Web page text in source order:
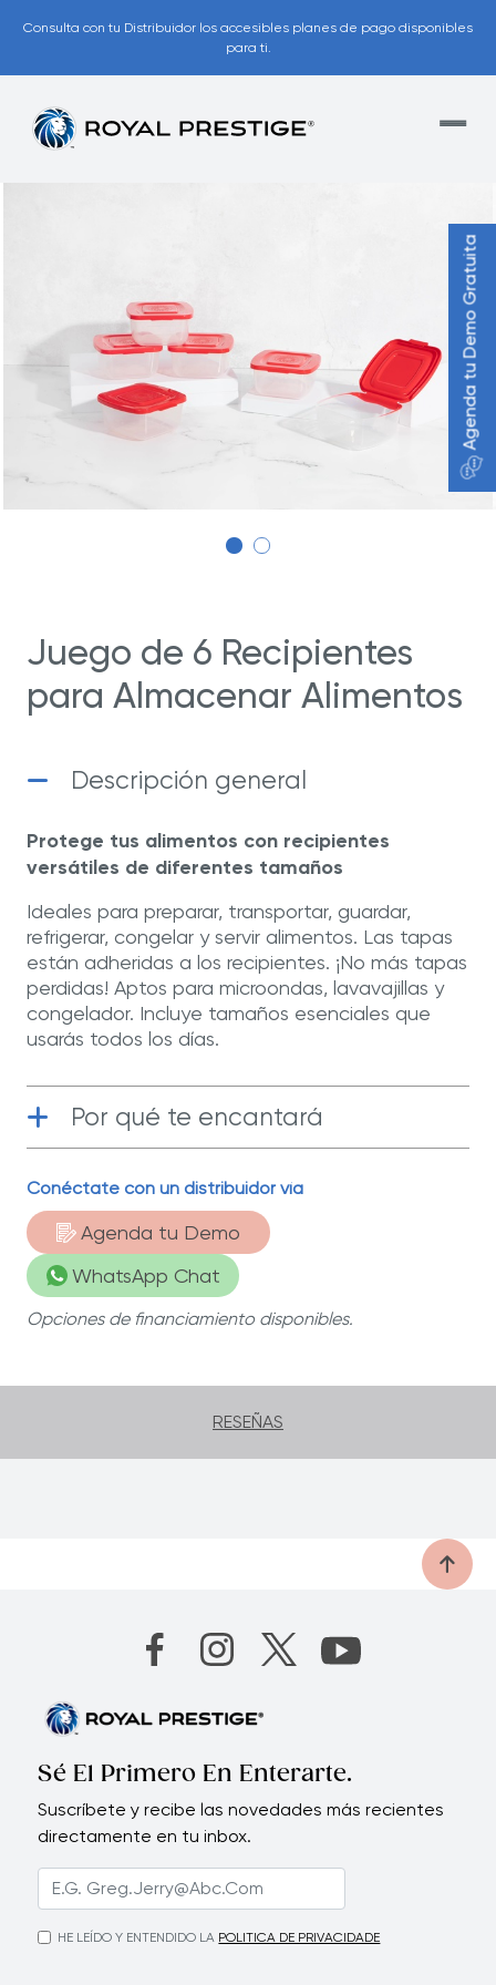
Consulta con tu Distribuidor los accesibles planes de pago disponibles
para ti.
Juego de 6 Recipientes
para Almacenar Alimentos
Descripción general
Protege tus alimentos con recipientes
versátiles de diferentes tamaños
Ideales para preparar, transportar, guardar,
refrigerar, congelar y servir alimentos. Las tapas
están adheridas a los recipientes. ¡No más tapas
perdidas! Aptos para microondas, lavavajillas y
congelador. Incluye tamaños esenciales que
usarás todos los días.
Por qué te encantará
Funcional| Aptos para usar en el
congelador o en el microondas.
Conéctate con un distribuidor vía
Agenda tu Demo
WhatsApp Chat
Opciones de financiamiento disponibles.
RESEÑAS
Agenda tu Demo Gratuita
Sé El Primero En Enterarte.
Suscríbete y recibe las novedades más recientes
directamente en tu inbox.
HE LEÍDO Y ENTENDIDO LA POLITICA DE PRIVACIDADE